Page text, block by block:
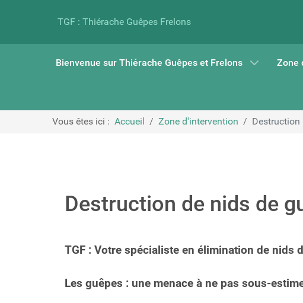
TGF : Thiérache Guêpes Frelons
Bienvenue sur Thiérache Guêpes et Frelons Zone
Vous êtes ici : Accueil Zone d'intervention
Destruction
Destruction de nids de
TGF : Votre spécialiste en élimination de nids
Les guêpes : une menace à ne pas sous-